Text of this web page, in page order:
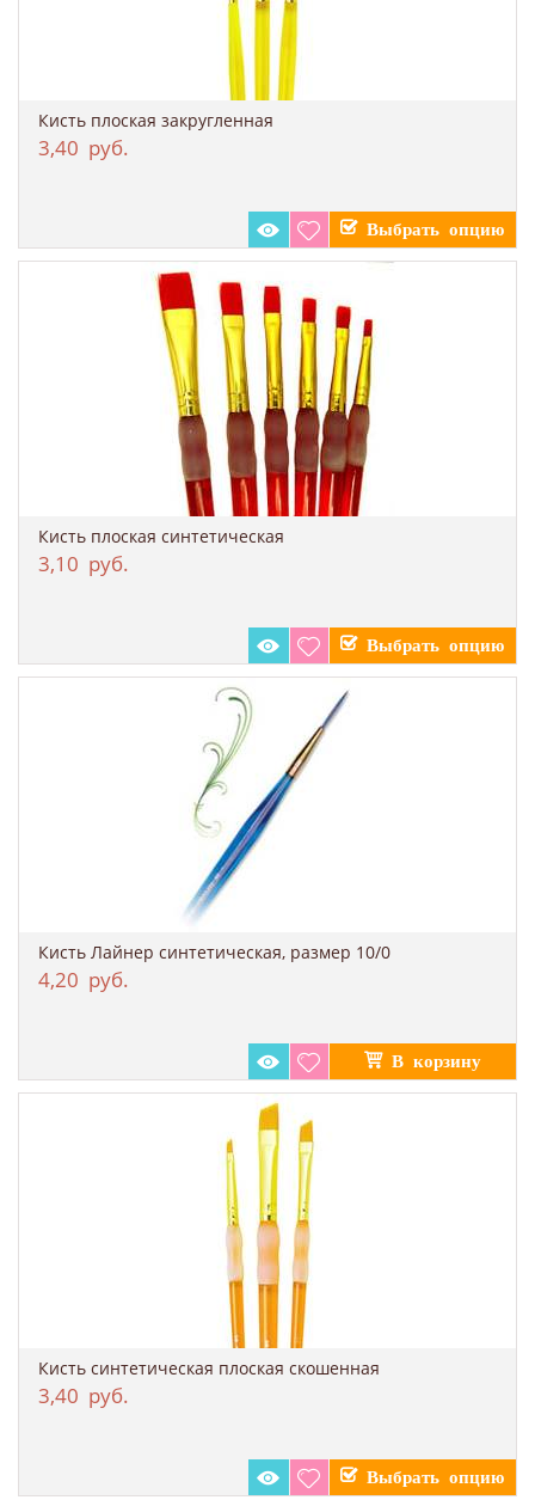
Кисть плоская закругленная
3,40 руб.
​Кисть плоская синтетическая
3,10 руб.
​Кисть Лайнер синтетическая, размер 10/0
4,20 руб.
​Кисть синтетическая плоская скошенная
3,40 руб.